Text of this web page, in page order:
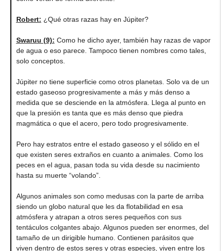
Robert: ¿Qué otras razas hay en Júpiter?
Swaruu (9): Como he dicho ayer, también hay razas de vapor
de agua o eso parece. Tampoco tienen nombres como tales,
solo conceptos.
Júpiter no tiene superficie como otros planetas. Solo va de un
estado gaseoso progresivamente a más y más denso a
medida que se desciende en la atmósfera. Llega al punto en
que la presión es tanta que es más denso que piedra
magmática o que el acero, pero todo progresivamente.
Pero hay estratos entre el estado gaseoso y el sólido en el
que existen seres extraños en cuanto a animales. Como los
peces en el agua, pasan toda su vida desde su nacimiento
hasta su muerte “volando”.
Algunos animales son como medusas con la parte de arriba
siendo un globo natural que les da flotabilidad en esa
atmósfera y atrapan a otros seres pequeños con sus
tentáculos colgantes abajo. Algunos pueden ser enormes, del
tamaño de un dirigible humano. Contienen parásitos que
viven dentro de estos seres y otras especies, viven entre los